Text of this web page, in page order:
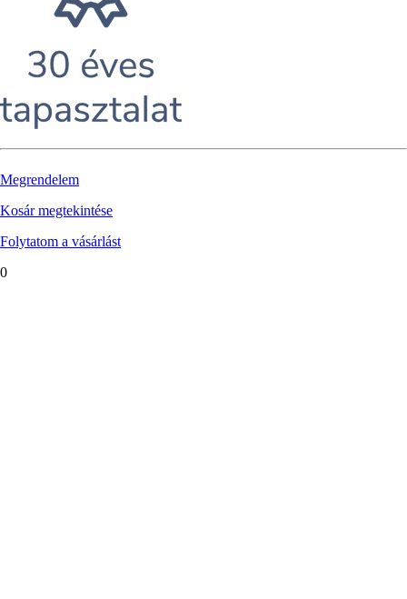
Megrendelem
Kosár megtekintése
Folytatom a vásárlást
0